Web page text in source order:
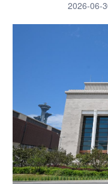
视
法律 中央
人居
学术中国 乡村
2026-06-